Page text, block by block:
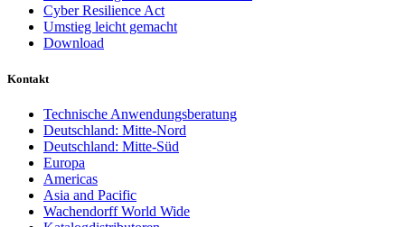
Cyber Resilience Act
Umstieg leicht gemacht
Download
Kontakt
Technische Anwendungsberatung
Deutschland: Mitte-Nord
Deutschland: Mitte-Süd
Europa
Americas
Asia and Pacific
Wachendorff World Wide